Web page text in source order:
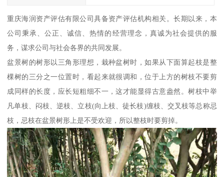
重庆海润资产评估有限公司具备资产评估机构相关。长期以来，本
公司秉承、公正、诚信、热情的经营理念，真诚为社会提供的服
务，谋求公司与社会各界的共同发展。
盆景树的树形以三角形理想，栽种盆树时，如果从下面算起枝是整
棵树的三分之一位置时，看起来就很调和，位于上方的树枝不要剪
成同样的长度，应长短粗细不一，这才能显得古意盎然。树枝中举
凡单枝、闷枝、逆枝、立枝(向上枝、徒长枝)缠枝、交叉枝等总称忌
枝，忌枝在盆景树形上是不受欢迎，所以整枝时要剪掉。